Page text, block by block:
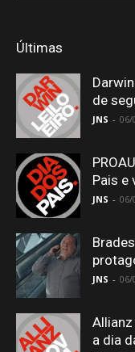
Últimas
de
JNS - 06/
Pais e
JNS - 06/
JNS - 06/
a dia